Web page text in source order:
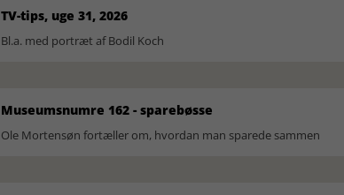
TV-tips, uge 31, 2026
Bl.a. med portræt af Bodil Koch
Museumsnumre 162 - sparebøsse
Ole Mortensøn fortæller om, hvordan man sparede sammen